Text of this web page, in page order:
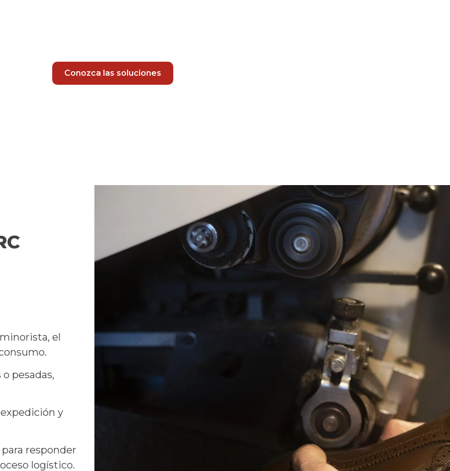
Conozca las soluciones
el
pesadas,
y
responder
logístico.